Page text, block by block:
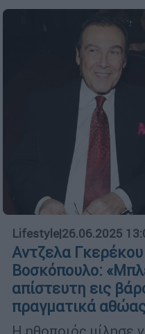
Lifestyle|26.06.2025
Αντζελα Γκερέκου
Βοσκόπουλο:
απίστευτη εις
πραγματικά